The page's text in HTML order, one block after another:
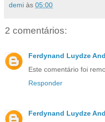
demi às 05:00
2 comentários:
Ferdynand Luydze
Este comentário foi
Responder
Ferdynand Luydze